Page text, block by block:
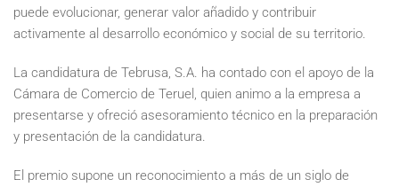
puede evolucionar, generar valor añadido y contribuir
activamente al desarrollo económico y social de su territorio.
La candidatura de Tebrusa, S.A. ha contado con el apoyo de la
Cámara de Comercio de Teruel, quien animo a la empresa a
presentarse y ofreció asesoramiento técnico en la preparación
y presentación de la candidatura.
El premio supone un reconocimiento a más de un siglo de